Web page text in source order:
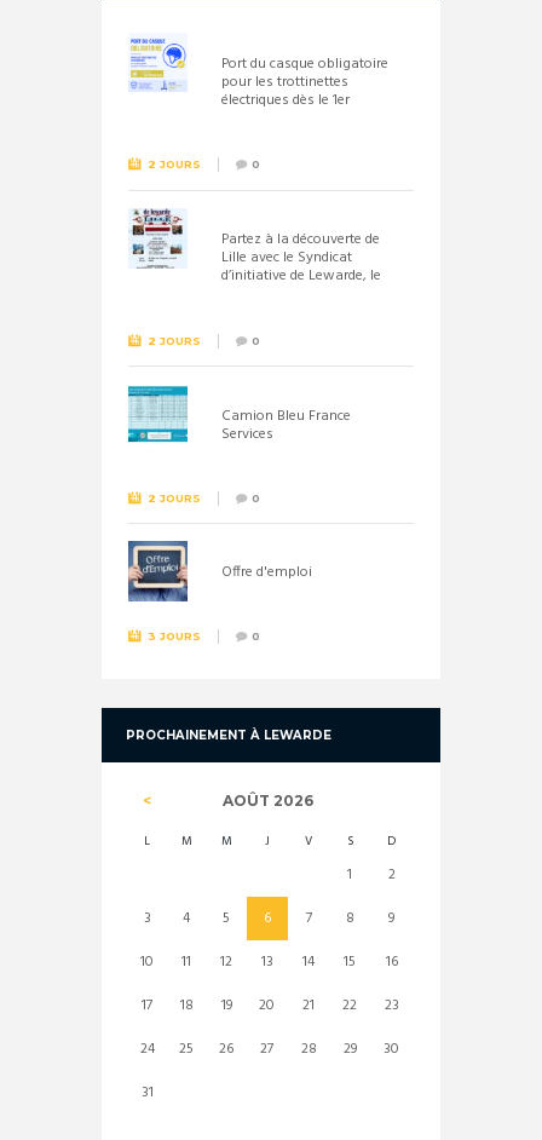
Port du casque obligatoire
pour les trottinettes
électriques dès le 1er
2 JOURS 0
Partez à la découverte de
Lille avec le Syndicat
d’initiative de Lewarde, le
2 JOURS 0
Camion Bleu France
Services
2 JOURS 0
Offre d'emploi
3 JOURS 0
PROCHAINEMENT À LEWARDE
AOÛT 2026
L M M J V S D
1
2
3
4 5 6 7 8
9
10
11 12 13 14 15
16
17
18 19 20 21 22
23
24
25 26 27 28 29
30
31